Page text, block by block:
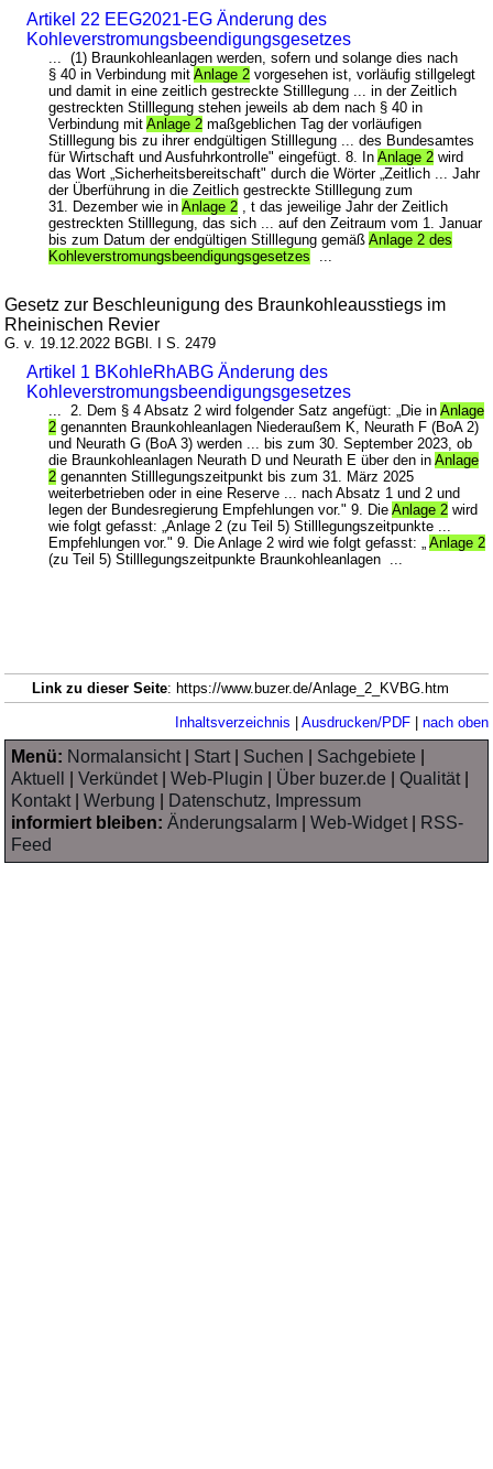
Artikel 22 EEG2021-EG Änderung des
Kohleverstromungsbeendigungsgesetzes
... (1) Braunkohleanlagen werden, sofern und solange dies nach
§ 40 in Verbindung mitAnlage 2 vorgesehen ist, vorläufig stillgelegt
und damit in eine zeitlich gestreckte Stilllegung ... in der Zeitlich
gestreckten Stilllegung stehen jeweils ab dem nach § 40 in
Verbindung mitAnlage 2 maßgeblichen Tag der vorläufigen
Stilllegung bis zu ihrer endgültigen Stilllegung ... des Bundesamtes
für Wirtschaft und Ausfuhrkontrolle" eingefügt. 8. InAnlage 2 wird
das Wort „Sicherheitsbereitschaft" durch die Wörter „Zeitlich ... Jahr
der Überführung in die Zeitlich gestreckte Stilllegung zum
31. Dezember wie inAnlage 2 , t das jeweilige Jahr der Zeitlich
gestreckten Stilllegung, das sich ... auf den Zeitraum vom 1. Januar
bis zum Datum der endgültigen Stilllegung gemäßAnlage 2 des
Kohleverstromungsbeendigungsgesetzes
Gesetz zur Beschleunigung des Braunkohleausstiegs im
Rheinischen Revier
G. v. 19.12.2022 BGBl. I S. 2479
Artikel 1 BKohleRhABG Änderung des
Kohleverstromungsbeendigungsgesetzes
... 2. Dem § 4 Absatz 2 wird folgender Satz angefügt: „Die inAnlage
2 genannten Braunkohleanlagen Niederaußem K, Neurath F (BoA 2)
und Neurath G (BoA 3) werden ... bis zum 30. September 2023, ob
die Braunkohleanlagen Neurath D und Neurath E über den inAnlage
2 genannten Stilllegungszeitpunkt bis zum 31. März 2025
weiterbetrieben oder in eine Reserve ... nach Absatz 1 und 2 und
legen der Bundesregierung Empfehlungen vor." 9. DieAnlage 2 wird
wie folgt gefasst: „Anlage 2 (zu Teil 5) Stilllegungszeitpunkte ...
Empfehlungen vor." 9. Die Anlage 2 wird wie folgt gefasst: „Anlage 2
(zu Teil 5) Stilllegungszeitpunkte Braunkohleanlagen ...
Link zu dieser Seite: https://www.buzer.de/Anlage_2_KVBG.htm
Inhaltsverzeichnis | Ausdrucken/PDF| nach oben
Menü: Normalansicht| Start| Suchen Sachgebiete
Aktuell
|Verkündet|Web-Plugin Über buzer.de |Qualität|
Kontakt|Werbung
Datenschutz, Impressum
informiert bleiben: Änderungsalarm |Web-Widget|
RSS-
Feed